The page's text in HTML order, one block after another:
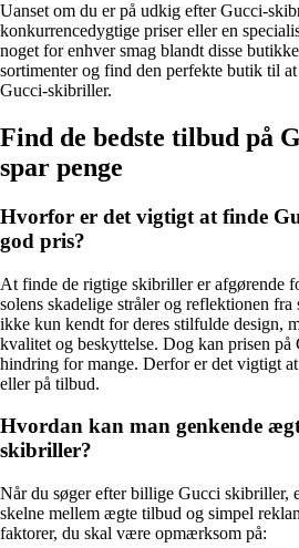
Uanset om du er på udkig efter Gucci-
konkurrencedygtige priser eller en
noget for enhver smag blandt disse
sortimenter og find den perfekte butik til
Gucci-skibriller.
Find de bedste tilbud på
spar penge
Hvorfor er det vigtigt at finde
god pris?
At finde de rigtige skibriller er afgørende
solens skadelige stråler og reflektionen
ikke kun kendt for deres stilfulde design,
kvalitet og beskyttelse. Dog kan prisen
hindring for mange. Derfor er det vigtigt
eller på tilbud.
Hvordan kan man genkende
skibriller?
Når du søger efter billige Gucci skibriller,
skelne mellem ægte tilbud og simpel
faktorer, du skal være opmærksom på: